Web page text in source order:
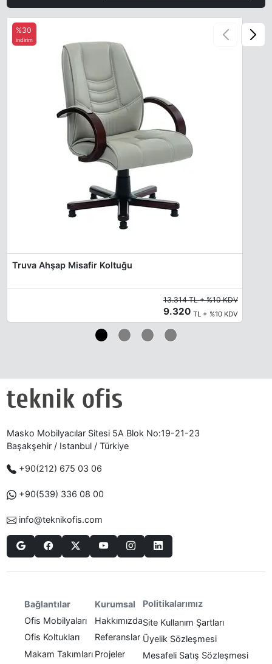
Truva Ahşap Misafir Koltuğu
%30
indirim
13.314 TL + %10 KDV
9.320 TL + %10 KDV
Masko Mobilyacılar Sitesi 5A Blok No:19-21-23
Başakşehir / Istanbul / Türkiye
+90(212) 675 03 06
+90(539) 336 08 00
info@teknikofis.com
Bağlantılar
Ofis Mobilyaları
Ofis Koltukları
Makam Takımları
Kurumsal
Hakkımızda
Referanslar
Projeler
Politikalarımız
Site Kullanım Şartları
Üyelik Sözleşmesi
Mesafeli Satış Sözleşmesi